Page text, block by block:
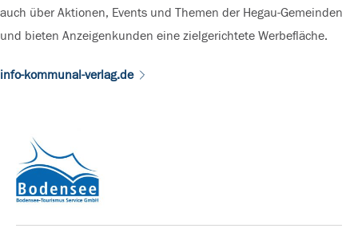
auch über Aktionen, Events und Themen der Hegau-Gemeinden
und bieten Anzeigenkunden eine zielgerichtete Werbefläche.
info-kommunal-verlag.de